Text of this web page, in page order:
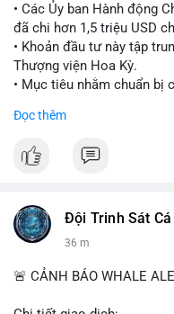
• Các Ủy ban Hành động
đã chi hơn 1,5 triệu USD
• Khoản đầu tư này tập
Thượng viện Hoa Kỳ.
• Mục tiêu nhằm chuẩn bị
#vlikevn #titanbot
Đọc thêm
Đội Trinh Sát Cá
36 m
🚨 CẢNH BÁO WHALE